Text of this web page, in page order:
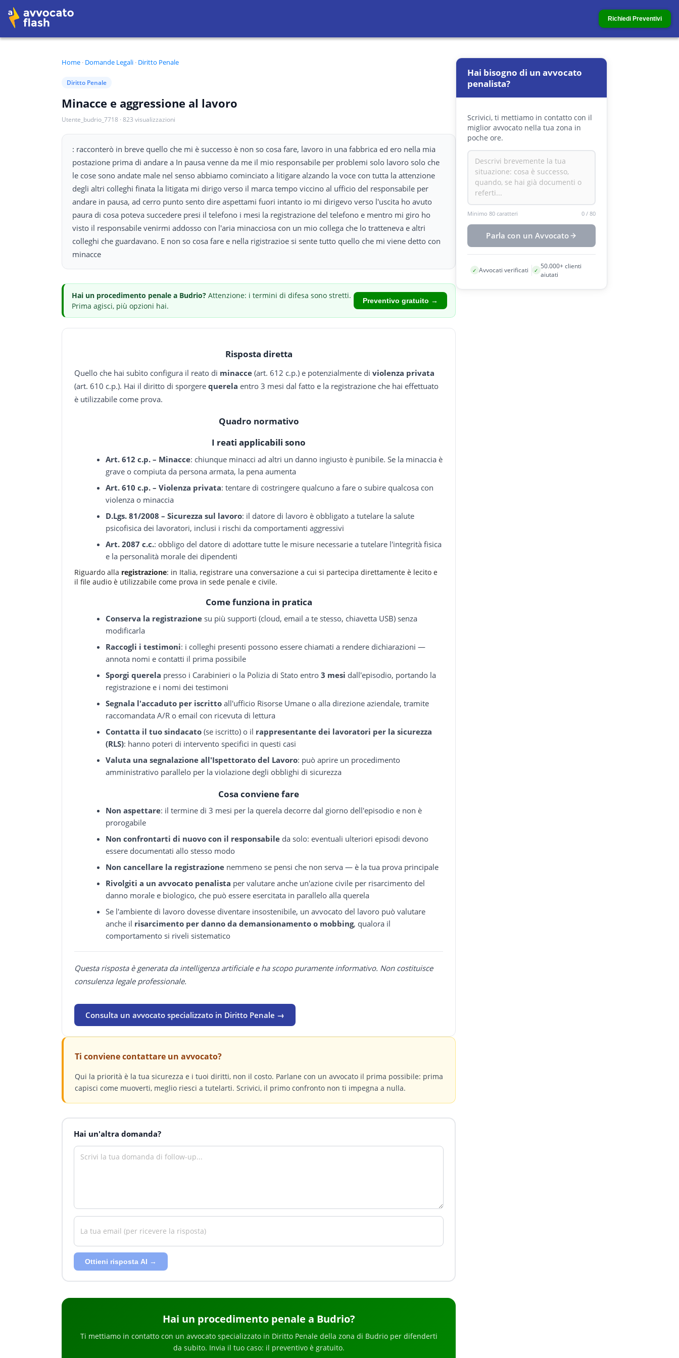
Richiedi Preventivi
Home · Domande Legali · Diritto Penale
Diritto Penale
Minacce e aggressione al lavoro
Utente_budrio_7718 · 823 visualizzazioni
: racconterò in breve quello che mi è successo è non so cosa fare, lavoro in una fabbrica ed ero nella mia
postazione prima di andare a In pausa venne da me il mio responsabile per problemi solo lavoro solo che
le cose sono andate male nel senso abbiamo cominciato a litigare alzando la voce con tutta la attenzione
degli altri colleghi finata la litigata mi dirigo verso il marca tempo viccino al ufficio del responsabile per
andare in pausa, ad cerro punto sento dire aspettami fuori intanto io mi dirigevo verso l'uscita ho avuto
paura di cosa poteva succedere presi il telefono i mesi la registrazione del telefono e mentro mi giro ho
visto il responsabile venirmi addosso con l'aria minacciosa con un mio collega che lo tratteneva e altri
colleghi che guardavano. E non so cosa fare e nella rigistrazioe si sente tutto quello che mi viene detto con
minacce
Hai un procedimento penale a Budrio? Attenzione: i termini di difesa sono stretti.
Prima agisci, più opzioni hai.
Preventivo gratuito →
Risposta diretta
Quello che hai subìto configura il reato di minacce (art. 612 c.p.) e potenzialmente di violenza privata
(art. 610 c.p.). Hai il diritto di sporgere querela entro 3 mesi dal fatto e la registrazione che hai effettuato
è utilizzabile come prova.
Quadro normativo
I reati applicabili sono
Art. 612 c.p. – Minacce: chiunque minacci ad altri un danno ingiusto è punibile. Se la minaccia è
grave o compiuta da persona armata, la pena aumenta
Art. 610 c.p. – Violenza privata: tentare di costringere qualcuno a fare o subire qualcosa con
violenza o minaccia
D.Lgs. 81/2008 – Sicurezza sul lavoro: il datore di lavoro è obbligato a tutelare la salute
psicofisica dei lavoratori, inclusi i rischi da comportamenti aggressivi
Art. 2087 c.c.: obbligo del datore di adottare tutte le misure necessarie a tutelare l'integrità fisica
e la personalità morale dei dipendenti
Riguardo alla registrazione: in Italia, registrare una conversazione a cui si partecipa direttamente è lecito e
il file audio è utilizzabile come prova in sede penale e civile.
Come funziona in pratica
Conserva la registrazione su più supporti (cloud, email a te stesso, chiavetta USB) senza
modificarla
Raccogli i testimoni: i colleghi presenti possono essere chiamati a rendere dichiarazioni —
annota nomi e contatti il prima possibile
Sporgi querela presso i Carabinieri o la Polizia di Stato entro3 mesi dall'episodio, portando la
registrazione e i nomi dei testimoni
Segnala l'accaduto per iscritto all'ufficio Risorse Umane o alla direzione aziendale, tramite
raccomandata A/R o email con ricevuta di lettura
Contatta il tuo sindacato (se iscritto) o il rappresentante dei lavoratori per la sicurezza
(RLS): hanno poteri di intervento specifici in questi casi
Valuta una segnalazione all'Ispettorato del Lavoro: può aprire un procedimento
amministrativo parallelo per la violazione degli obblighi di sicurezza
Cosa conviene fare
Non aspettare: il termine di 3 mesi per la querela decorre dal giorno dell'episodio e non è
prorogabile
Non confrontarti di nuovo con il responsabile da solo: eventuali ulteriori episodi devono
essere documentati allo stesso modo
Non cancellare la registrazione nemmeno se pensi che non serva — è la tua prova principale
Rivolgiti a un avvocato penalista per valutare anche un'azione civile per risarcimento del
danno morale e biologico, che può essere esercitata in parallelo alla querela
Se l'ambiente di lavoro dovesse diventare insostenibile, un avvocato del lavoro può valutare
anche il risarcimento per danno da demansionamento o mobbing, qualora il
comportamento si riveli sistematico
Questa risposta è generata da intelligenza artificiale e ha scopo puramente informativo. Non costituisce
consulenza legale professionale.
Consulta un avvocato specializzato in Diritto Penale →
Ti conviene contattare un avvocato?
Qui la priorità è la tua sicurezza e i tuoi diritti, non il costo. Parlane con un avvocato il prima possibile: prima
capisci come muoverti, meglio riesci a tutelarti. Scrivici, il primo confronto non ti impegna a nulla.
Hai un'altra domanda?
Ottieni risposta AI →
Hai un procedimento penale a Budrio?
Ti mettiamo in contatto con un avvocato specializzato in Diritto Penaledella zona di Budrioper difenderti
da subito. Invia il tuo caso: il preventivo è gratuito.
Hai bisogno di un avvocato
penalista?
Scrivici, ti mettiamo in contatto con il
miglior avvocato nella tua zona in
poche ore.
Minimo 80 caratteri 0 / 80
Parla con un Avvocato
✓ Avvocati verificati ✓ 50.000+ clienti
aiutati